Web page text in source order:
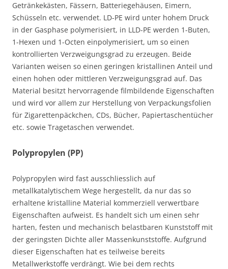
Getränkekästen, Fässern, Batteriegehäusen, Eimern,
Schüsseln etc. verwendet. LD-PE wird unter hohem Druck
in der Gasphase polymerisiert, in LLD-PE werden 1-Buten,
1-Hexen und 1-Octen einpolymerisiert, um so einen
kontrollierten Verzweigungsgrad zu erzeugen. Beide
Varianten weisen so einen geringen kristallinen Anteil und
einen hohen oder mittleren Verzweigungsgrad auf. Das
Material besitzt hervorragende filmbildende Eigenschaften
und wird vor allem zur Herstellung von Verpackungsfolien
für Zigarettenpäckchen, CDs, Bücher, Papiertaschentücher
etc. sowie Tragetaschen verwendet.
Polypropylen (PP)
Polypropylen wird fast ausschliesslich auf
metallkatalytischem Wege hergestellt, da nur das so
erhaltene kristalline Material kommerziell verwertbare
Eigenschaften aufweist. Es handelt sich um einen sehr
harten, festen und mechanisch belastbaren Kunststoff mit
der geringsten Dichte aller Massenkunststoffe. Aufgrund
dieser Eigenschaften hat es teilweise bereits
Metallwerkstoffe verdrängt. Wie bei dem rechts